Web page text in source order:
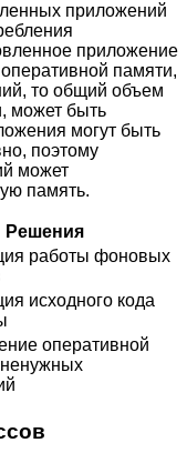
приложений
приложение
памяти,
то общий объем
может быть
могут быть
поэтому
может
память.
Решения
работы фоновых
исходного кода
оперативной